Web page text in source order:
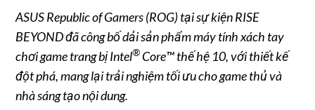
ASUS Republic of Gamers (ROG) tại sự kiện RISE
BEYOND đã công bố dải sản phẩm máy tính xách tay
chơi game trang bị Intel® Core™ thế hệ 10, với thiết kế
đột phá, mang lại trải nghiệm tối ưu cho game thủ và
nhà sáng tạo nội dung.